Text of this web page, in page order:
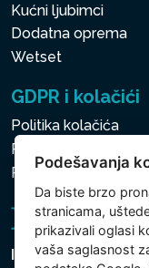
Kućni ljubimci
Dodatna oprema
Wetset
GDPR i kolačići
Politika kolačića
Politika zaštite
Politika kolačića
Intex Trading, s.r.o.
Podešavanja
Da biste brzo
stranicama,
prikazivali oglasi
vaša saglasnost